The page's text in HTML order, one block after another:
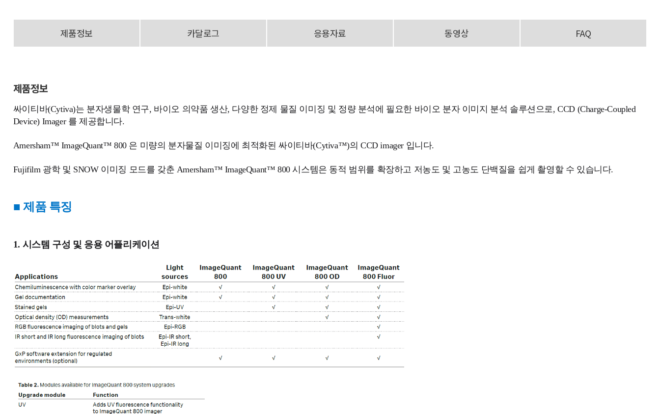
제품정보 카달로그 응용자료 동영상 FAQ
제품정보
싸이티바(Cytiva)는 분자생물학 연구, 바이오 의약품 생산, 다양한 정제 물질 이미징 및 정량 분석에 필요한 바이오 분자 이미지 분석 솔루션으로, CCD (Charge-Coupled
Device) Imager 를 제공합니다.
Amersham™ ImageQuant™ 800 은 미량의 분자물질 이미징에 최적화된 싸이티바(Cytiva™)의 CCD imager 입니다.
Fujifilm 광학 및 SNOW 이미징 모드를 갖춘 Amersham™ ImageQuant™ 800 시스템은 동적 범위를 확장하고 저농도 및 고농도 단백질을 쉽게 촬영할 수 있습니다.
■ 제품 특징
1. 시스템 구성 및 응용 어플리케이션